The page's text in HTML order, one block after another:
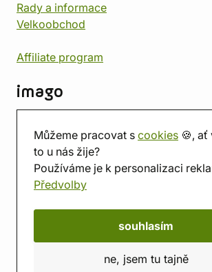
Můžeme pracovat s cookies 🍪, ať
to u nás žije?
Používáme je k personalizaci
Předvolby
souhlasím
ne, jsem tu tajně
Rady a informace
Velkoobchod
Affiliate program
imago
Prodejna
Herna
O nás
Hodnocení obchodu